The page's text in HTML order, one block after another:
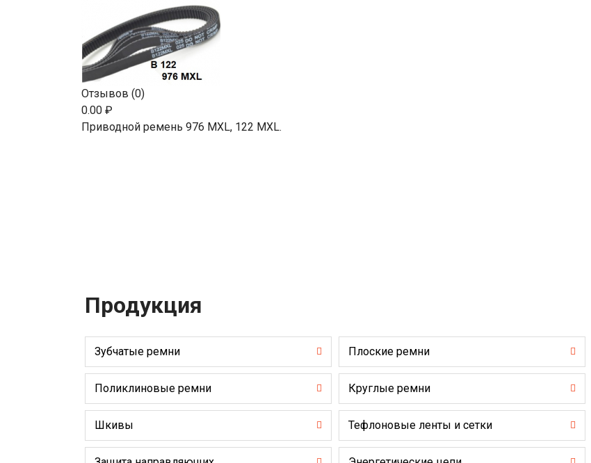
Отзывов (0)
0.00 ₽
Приводной ремень 976 MXL, 122 MXL.
Продукция
Зубчатые ремни Плоские ремни
Поликлиновые ремни Круглые ремни
Шкивы Тефлоновые ленты и сетки